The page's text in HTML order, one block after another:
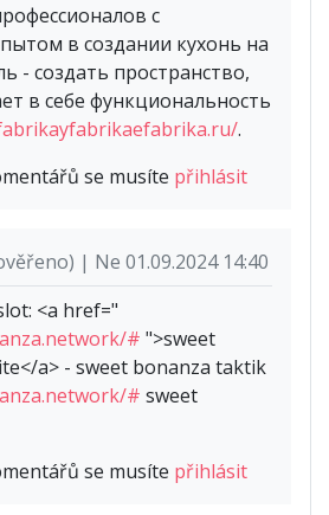
с
в создании кухонь на
- создать пространство,
в себе функциональность
.
se musíte přihlásit
| Ne 01.09.2024 14:40
<a href="
# ">sweet
a> - sweet bonanza taktik
# sweet
se musíte přihlásit